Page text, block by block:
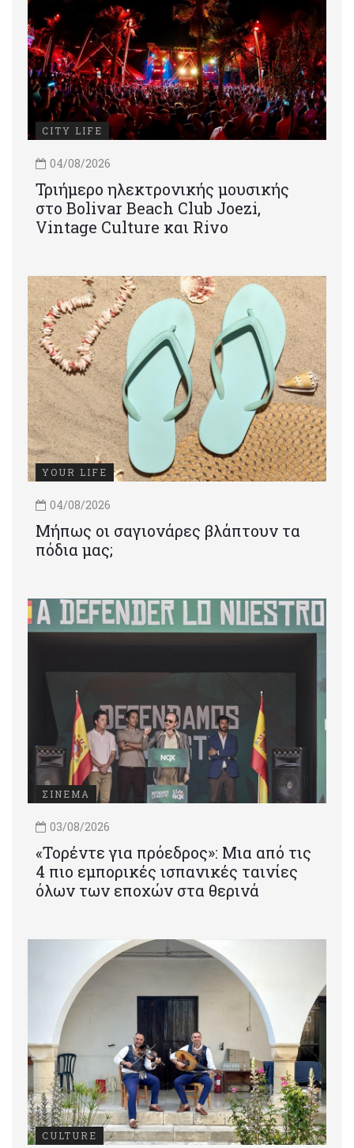
CITY LIFE
04/08/2026
Τριήμερο ηλεκτρονικής μουσικής
στο Bolivar Beach Club Joezi,
Vintage Culture και Rivo
YOUR LIFE
04/08/2026
Μήπως οι σαγιονάρες βλάπτουν τα
πόδια μας;
ΣΙΝΕΜΑ
03/08/2026
«Τορέντε για πρόεδρος»: Mια από τις
4 πιο εμπορικές ισπανικές ταινίες
όλων των εποχών στα θερινά
CULTURE